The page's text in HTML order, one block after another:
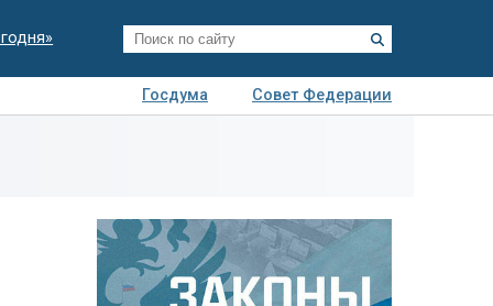
Госдума
Совет Федерации